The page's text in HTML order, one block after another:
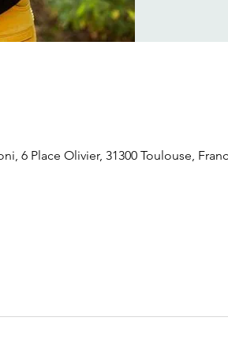
6 Place Olivier, 31300 Toulouse,